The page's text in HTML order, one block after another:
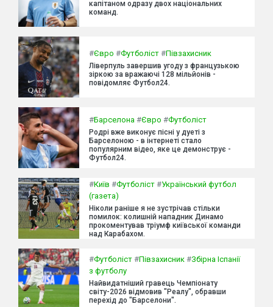
капітаном одразу двох національних
команд.
#Євро #Футболіст #Півзахисник
Ліверпуль завершив угоду з французькою
зіркою за вражаючі 128 мільйонів -
повідомляє Футбол24.
#Барселона #Євро #Футболіст
Родрі вже виконує пісні у дуеті з
Барселоною - в інтернеті стало
популярним відео, яке це демонструє -
Футбол24.
#Київ #Футболіст #Український футбол
(газета)
Ніколи раніше я не зустрічав стільки
помилок: колишній нападник Динамо
прокоментував тріумф київської команди
над Карабахом.
#Футболіст #Півзахисник #Збірна Іспанії
з футболу
Найвидатніший гравець Чемпіонату
світу-2026 відмовив "Реалу", обравши
перехід до "Барселони".